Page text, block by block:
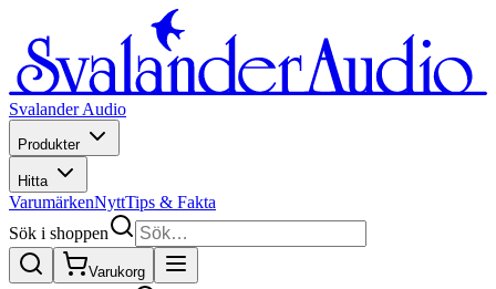
Svalander Audio
Produkter
Hitta
VarumärkenNyttTips & Fakta
Sök i shoppen
Varukorg